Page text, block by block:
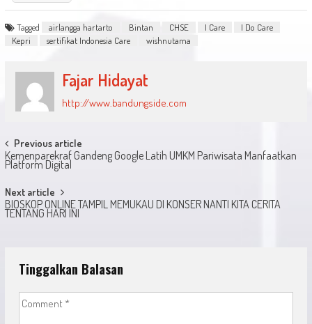
Tagged airlangga hartarto Bintan CHSE I Care
I Do Care
Kepri
sertifikat Indonesia Care wishnutama
Fajar Hidayat
http://www.bandungside.com
Post
navigation
Previous article
Kemenparekraf Gandeng Google Latih UMKM Pariwisata Manfaatkan
Platform Digital
Next article
BIOSKOP ONLINE TAMPIL MEMUKAU DI KONSER NANTI KITA CERITA
TENTANG HARI INI
Tinggalkan Balasan